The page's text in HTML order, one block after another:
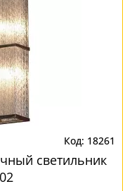
18261
светильник